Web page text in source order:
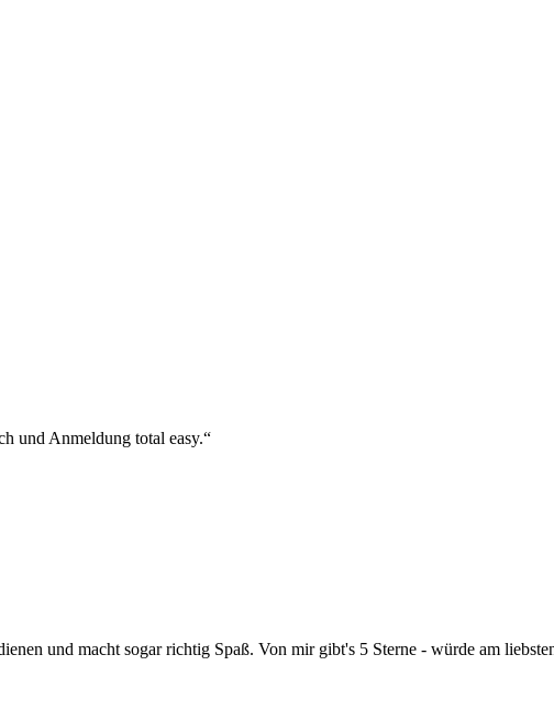
und Anmeldung total easy.“
und macht sogar richtig Spaß. Von mir gibt's 5 Sterne - würde am